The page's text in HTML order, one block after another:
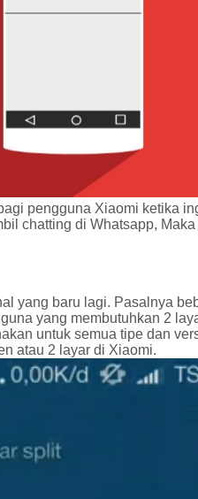
pengguna Xiaomi ketika
chatting di Whatsapp,
yang baru lagi. Pasalnya
yang membutuhkan 2
untuk semua tipe dan
atau 2 layar di Xiaomi.